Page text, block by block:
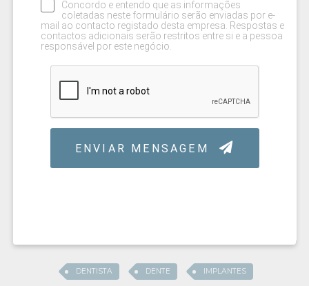
DENTISTA DENTE IMPLANTES